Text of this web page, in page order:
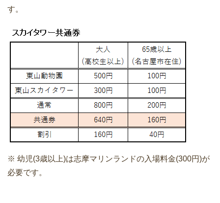
す。
※ 幼児(3歳以上)は志摩マリンランドの入場料金(300円)が
必要です。